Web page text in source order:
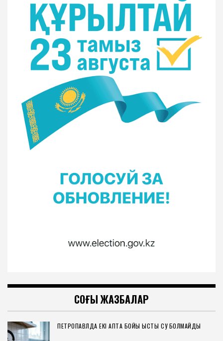
СОҢҒЫ ЖАЗБАЛАР
ПЕТРОПАВЛДА ЕКІ АПТА БОЙЫ ЫСТЫҚ СУ БОЛМАЙДЫ